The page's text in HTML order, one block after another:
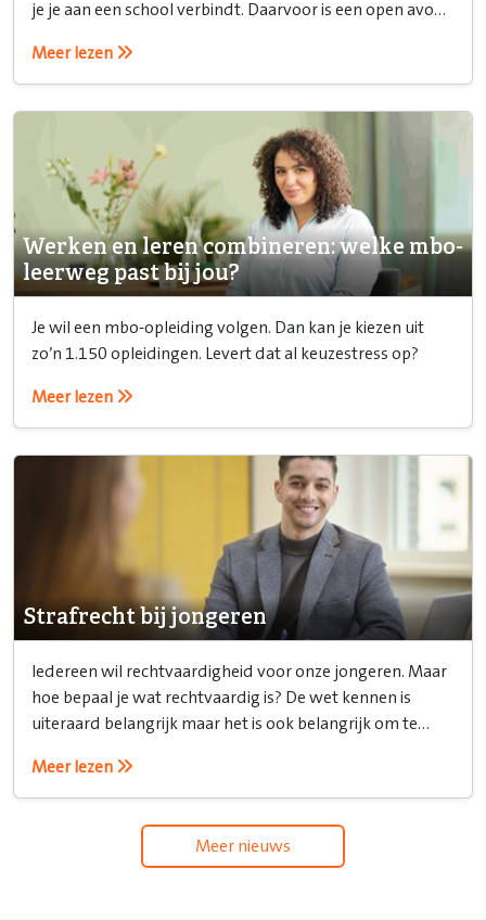
je je aan een school verbindt. Daarvoor is een open avond
Meer lezen
Werken en leren combineren: welke mbo-
leerweg past bij jou?
Je wil een mbo-opleiding volgen. Dan kan je kiezen uit
zo’n 1.150 opleidingen. Levert dat al keuzestress op?
Meer lezen
Strafrecht bij jongeren
Iedereen wil rechtvaardigheid voor onze jongeren. Maar
hoe bepaal je wat rechtvaardig is? De wet kennen is
uiteraard belangrijk maar het is ook belangrijk om te
Meer lezen
Meer nieuws